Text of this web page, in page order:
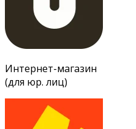
Интернет-магазин
(для юр. лиц)